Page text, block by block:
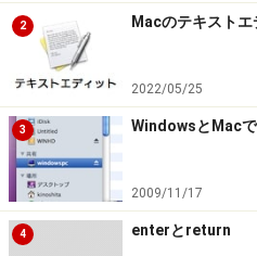
2 Macのテキスト
2022/05/25
3 WindowsとMac
2009/11/17
4 enterとreturn